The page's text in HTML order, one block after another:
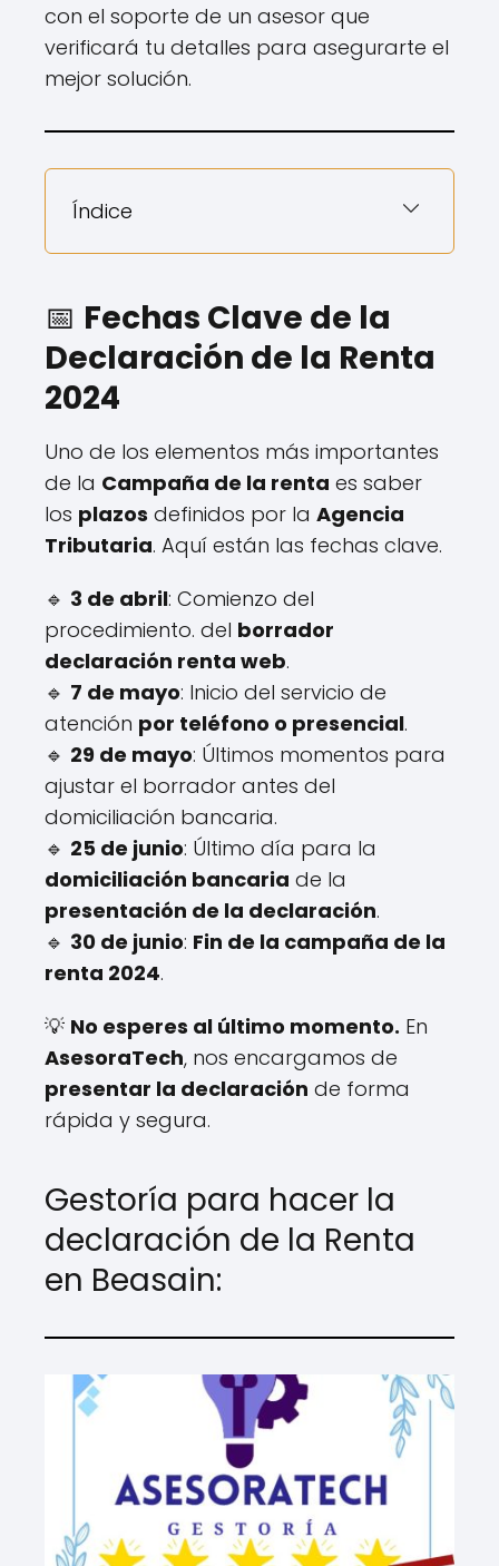
con el soporte de un asesor que
verificará tu detalles para asegurarte el
mejor solución.
Índice
📅 Fechas Clave de la
Declaración de la Renta
2024
Uno de los elementos más importantes
de la Campaña de la renta es saber
los plazos definidos por la Agencia
Tributaria. Aquí están las fechas clave.
🔹 3 de abril: Comienzo del
procedimiento. del borrador
declaración renta web.
🔹 7 de mayo: Inicio del servicio de
atención por teléfono o presencial.
🔹 29 de mayo: Últimos momentos para
ajustar el borrador antes del
domiciliación bancaria.
🔹 25 de junio: Último día para la
domiciliación bancaria de la
presentación de la declaración.
🔹 30 de junio: Fin de la campaña de la
renta 2024.
💡 No esperes al último momento. En
AsesoraTech, nos encargamos de
presentar la declaración de forma
rápida y segura.
Gestoría para hacer la
declaración de la Renta
en Beasain: